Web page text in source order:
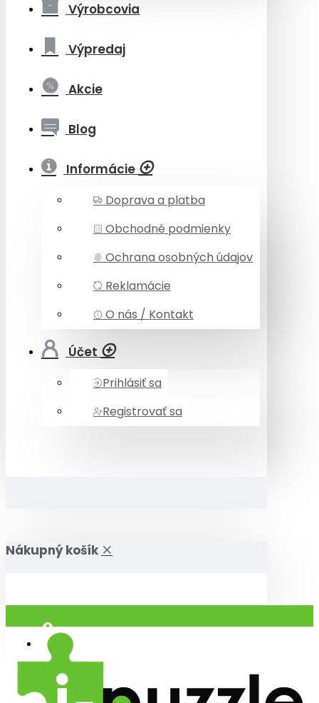
Výrobcovia
Výpredaj
Akcie
Blog
Informácie
Doprava a platba
Obchodné podmienky
Ochrana osobných údajov
Reklamácie
O nás / Kontakt
Účet
Prihlásiť sa
Registrovať sa
Nákupný košík
Prihlásiť
Registrovať